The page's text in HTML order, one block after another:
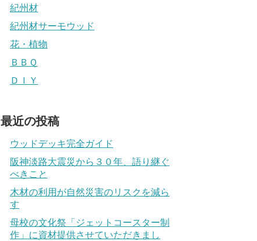
紀州材
紀州材サーモウッド
花・植物
ＢＢＱ
ＤＩＹ
最近の投稿
ウッドデッキ完全ガイド
阪神淡路大震災から３０年、語り継ぐ
べきこと
木材の利用が自然災害のリスクを減ら
す
母校の文化祭「ジェットコースター制
作」に資材提供させていただきまし